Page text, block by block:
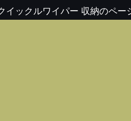
イックルワイパー 収納のペ